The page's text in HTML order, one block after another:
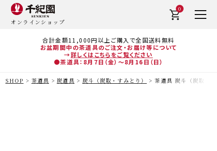
合計金額11,000円以上ご購入で全国送料無料
お盆期間中の茶道具のご注文・お届け等について
→詳しくはこちらをご覧ください
●茶道具：8月7日（金）～8月16日（日）
オンラインショップ
0
SHOP 茶道具 炭道具 炭斗（炭取・すみとり） 茶道具 炭斗（炭取・